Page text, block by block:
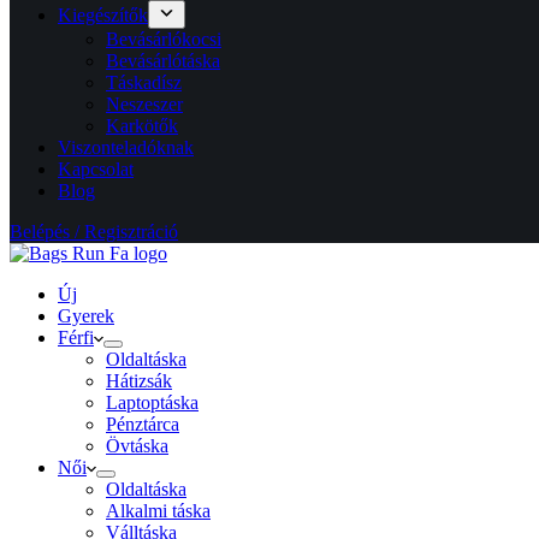
Kiegészítők
Bevásárlókocsi
Bevásárlótáska
Táskadísz
Neszeszer
Karkötők
Viszonteladóknak
Kapcsolat
Blog
Belépés / Regisztráció
Új
Gyerek
Férfi
Oldaltáska
Hátizsák
Laptoptáska
Pénztárca
Övtáska
Női
Oldaltáska
Alkalmi táska
Válltáska